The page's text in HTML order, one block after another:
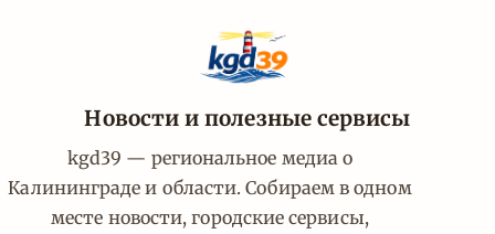
Новости и полезные сервисы
kgd39 — региональное медиа о
Калининграде и области. Собираем в одном
месте новости, городские сервисы,